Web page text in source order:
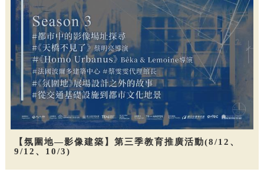
【氛圍地—影像建築】第三季教育推廣活動(8/12、
9/12、10/3)